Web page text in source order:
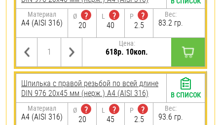
Материал
A4 (AISI 316)
Ø
?
20
L
?
40
P
?
2.5
Вес:
83.2 гр.
Цена:
618р. 10коп.
Шпилька с правой резьбой по всей длине
DIN 976 20х45 мм (нерж.) A4 (AISI 316)
Материал
A4 (AISI 316)
Ø
?
20
L
?
45
P
?
2.5
Вес:
93.6 гр.
В СПИСОК